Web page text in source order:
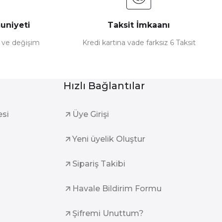
ve değişim
Taksit İmkaanı
Kredi kartına vade farksız 6 Taksit
Hızlı Bağlantılar
Üye Girişi
Yeni üyelik Oluştur
Sipariş Takibi
Havale Bildirim Formu
Şifremi Unuttum?